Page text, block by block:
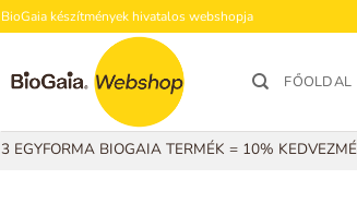
BioGaia készítmények hivatalos webshopja
FŐOLDAL
3 EGYFORMA BIOGAIA TERMÉK = 10%